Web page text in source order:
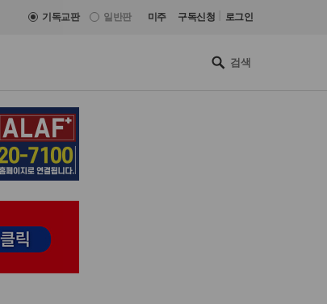
기독교판 일반판 미주 구독신청 로그인